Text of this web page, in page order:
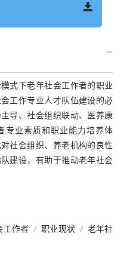
式下老年社会工作者的职业
工作专业人才队伍建设的必
导、社会组织联动、医养康
专业素质和职业能力培养体
社会组织、养老机构的良性
建设，有助于推动老年社会
工作者 / 职业现状 / 老年社